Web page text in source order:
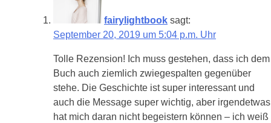
fairylightbook sagt:
September 20, 2019 um 5:04 p.m. Uhr
Tolle Rezension! Ich muss gestehen, dass ich dem
Buch auch ziemlich zwiegespalten gegenüber
stehe. Die Geschichte ist super interessant und
auch die Message super wichtig, aber irgendetwas
hat mich daran nicht begeistern können – ich weiß